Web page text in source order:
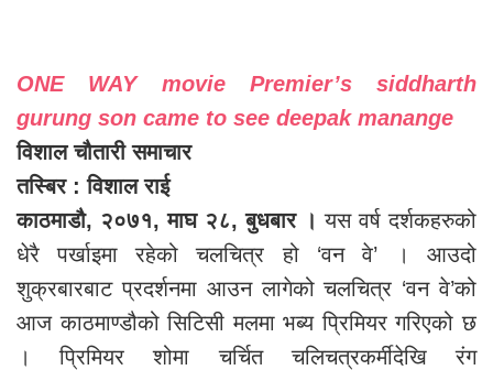
ONE WAY movie Premier’s siddharth
gurung son came to see deepak manange
विशाल चौतारी समाचार
तस्बिर : विशाल राई
काठमाडौ, २०७१, माघ २८, बुधबार । यस वर्ष दर्शकहरुको
धेरै पर्खाइमा रहेको चलचित्र हो ‘वन वे’ । आउदो
शुक्रबारबाट प्रदर्शनमा आउन लागेको चलचित्र ‘वन वे’को
आज काठमाण्डौको सिटिसी मलमा भब्य प्रिमियर गरिएको छ
। प्रिमियर शोमा चर्चित चलिचत्रकर्मीदेखि रंग